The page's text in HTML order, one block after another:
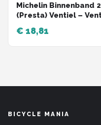
Michelin Binnenband
(Presta) Ventiel –
€ 18,81
BICYCLE MANIA